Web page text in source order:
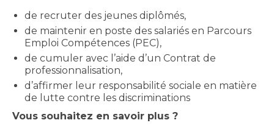
de recruter des jeunes diplômés,
de maintenir en poste des salariés en Parcours
Emploi Compétences (PEC),
de cumuler avec l’aide d’un Contrat de
professionnalisation,
d’affirmer leur responsabilité sociale en matière
de lutte contre les discriminations
Vous souhaitez en savoir plus ?